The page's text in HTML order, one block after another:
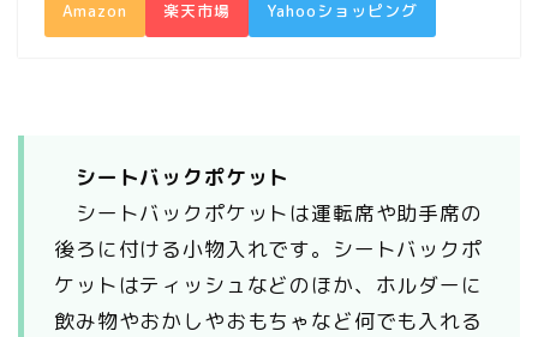
Amazon 楽天市場 Yahooショッピング
シートバックポケット
シートバックポケットは運転席や助手席の
後ろに付ける小物入れです。シートバックポ
ケットはティッシュなどのほか、ホルダーに
飲み物やおかしやおもちゃなど何でも入れる